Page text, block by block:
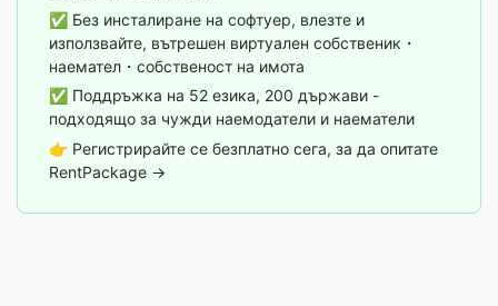
✅ Без инсталиране на софтуер, влезте и
използвайте, вътрешен виртуален собственик・
наемател・собственост на имота
✅ Поддръжка на 52 езика, 200 държави -
подходящо за чужди наемодатели и наематели
👉 Регистрирайте се безплатно сега, за да опитате
RentPackage →